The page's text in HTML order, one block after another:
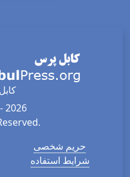
2026
حریم شخصی
شرایط استفاده